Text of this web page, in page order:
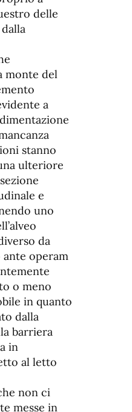
delle
monte del
a
stanno
ulteriore
e
uno
da
operam
o meno
in quanto
dalla
barriera
in
al letto
non ci
messe in